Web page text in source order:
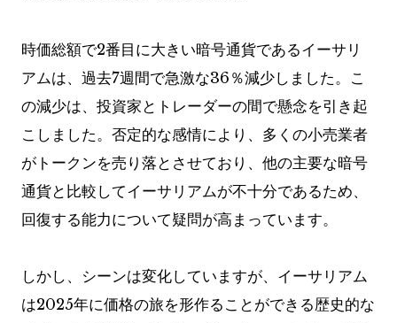
時価総額で2番目に大きい暗号通貨であるイーサリ
アムは、過去7週間で急激な36％減少しました。こ
の減少は、投資家とトレーダーの間で懸念を引き起
こしました。否定的な感情により、多くの小売業者
がトークンを売り落とさせており、他の主要な暗号
通貨と比較してイーサリアムが不十分であるため、
回復する能力について疑問が高まっています。
しかし、シーンは変化していますが、イーサリアム
は2025年に価格の旅を形作ることができる歴史的な